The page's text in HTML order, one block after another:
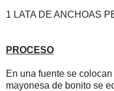
1 LATA DE ANCHOAS
PROCESO
En una fuente se
mayonesa de bonito se